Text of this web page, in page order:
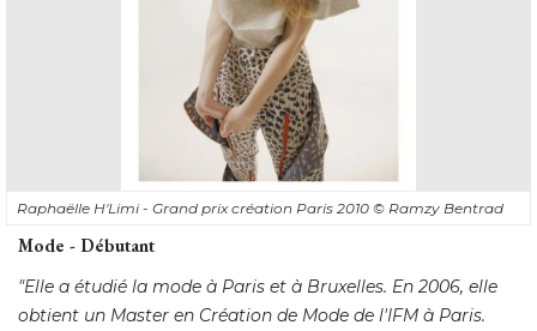
Raphaëlle H'Limi - Grand prix création Paris 2010 © Ramzy Bentrad
Mode - Débutant
"Elle a étudié la mode à Paris et à Bruxelles. En 2006, elle
obtient un Master en Création de Mode de l'IFM à Paris.